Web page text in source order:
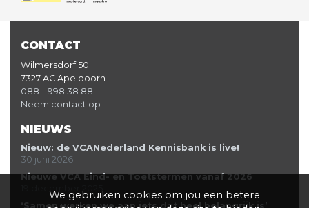
CONTACT
Wilmersdorf 50
7327 AC Apeldoorn
088 – 998 38 88
Neem contact op
NIEUWS
Nieuw: de VCANederland Kennisbank is live!
30 juni 2026
Nieuwe VCA Eind- en Toetstermen vanaf 2026
19 december 2025
‘Samen werken we aan iets dat heel belangrijk is’
We gebruiken cookies om jou een betere